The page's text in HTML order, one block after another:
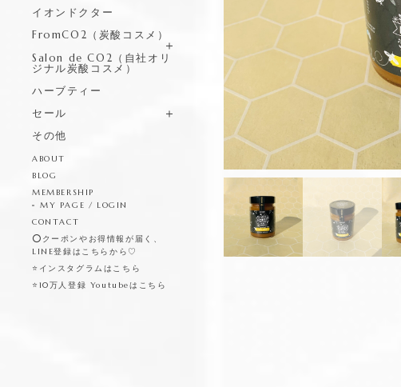
イオンドクター
FromCO2（炭酸コスメ）
Salon de CO2（自社オリ
ジナル炭酸コスメ）
ハーブティー
セール
その他
ABOUT
BLOG
MEMBERSHIP
MY PAGE / LOGIN
CONTACT
⭕️クーポンやお得情報が届く、
LINE登録はこちらから♡
⭐️インスタグラムはこちら
⭐️10万人登録 Youtubeはこちら